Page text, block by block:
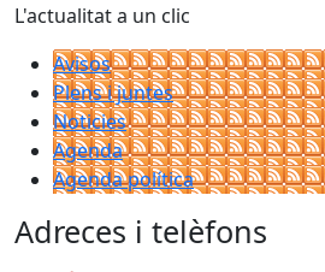
L'actualitat a un clic
Avisos
Plens i juntes
Noticies
Agenda
Agenda política
Adreces i telèfons